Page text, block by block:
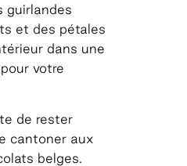
guirlandes
et des pétales
dans une
votre
de rester
cantoner aux
belges.